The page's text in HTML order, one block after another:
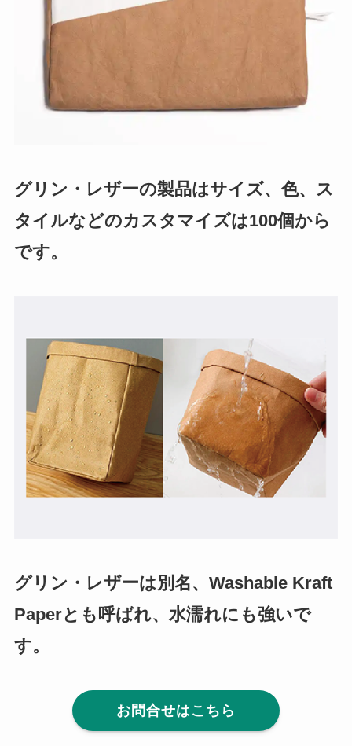
グリン・レザーの製品はサイズ、色、ス
タイルなどのカスタマイズは100個から
です。
グリン・レザーは別名、Washable Kraft
Paperとも呼ばれ、水濡れにも強いで
す。
お問合せはこちら